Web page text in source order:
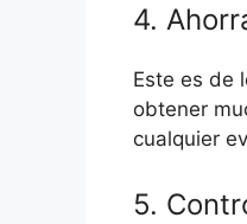
4.
Este es de
obtener
cualquier
5.